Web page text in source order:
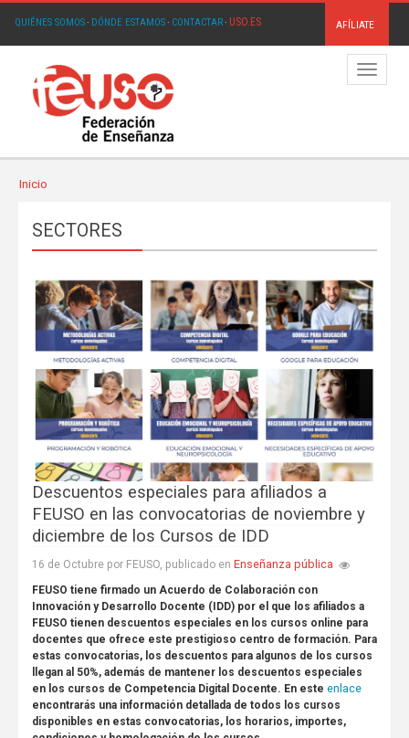
QUIÉNES SOMOS· DÓNDE ESTAMOS· CONTACTAR· USO.ES AFÍLIATE
Menú
Inicio
SECTORES
Descuentos especiales para afiliados a
FEUSO en las convocatorias de noviembre y
diciembre de los Cursos de IDD
16 de Octubre por FEUSO, publicado en Enseñanza pública
FEUSO tiene firmado un Acuerdo de Colaboración con
Innovación y Desarrollo Docente (IDD) por el que los afiliados a
FEUSO tienen descuentos especiales en los cursos online para
docentes que ofrece este prestigioso centro de formación. Para
estas convocatorias, los descuentos para algunos de los cursos
llegan al 50%, además de mantener los descuentos especiales
en los cursos de Competencia Digital Docente. En este enlace
encontrarás una información detallada de todos los cursos
disponibles en estas convocatorias, los horarios, importes,